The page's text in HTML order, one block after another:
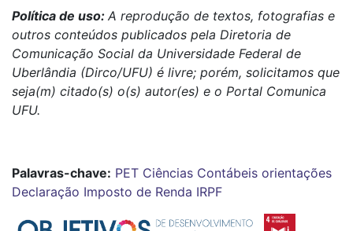
Política de uso: A reprodução de textos, fotografias e
outros conteúdos publicados pela Diretoria de
Comunicação Social da Universidade Federal de
Uberlândia (Dirco/UFU) é livre; porém, solicitamos que
seja(m) citado(s) o(s) autor(es) e o Portal Comunica
UFU.
Palavras-chave: PET Ciências Contábeis orientações
Declaração Imposto de Renda IRPF